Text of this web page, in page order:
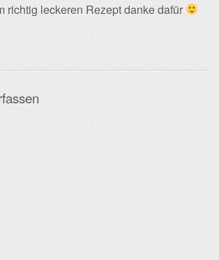
richtig leckeren Rezept danke dafür